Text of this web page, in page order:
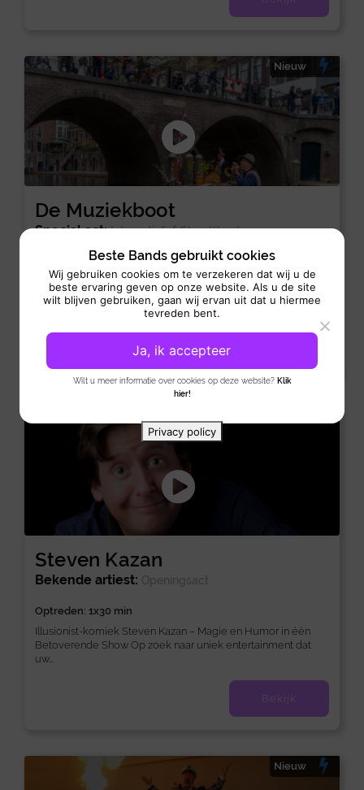
De Muziekboot
Nieuw
Special act: Interactief/Straattheater
Optreden: 1x 20 min
De Muziekboot brengt Reinier Sijpkens, de bekende
watermuzikant van Nederland. Op zijn kleine boot “De
Notendop” heeft hij...
Steven Kazan
Bekende artiest: Openingsact
Optreden: 1x30 min
Illusionist-komiek Steven Kazan – Magie en Humor in één
Betoverende Show Op zoek naar uniek entertainment dat
uw...
Bekijk
Nieuw
Beste Bands gebruikt cookies
Wij gebruiken cookies om te verzekeren dat wij u de
beste ervaring geven op onze website. Als u de site
wilt blijven gebruiken, gaan wij ervan uit dat u hiermee
tevreden bent.
Wilt u meer informatie over cookies op deze website? Klik
hier!
Ja, ik accepteer
Privacy policy